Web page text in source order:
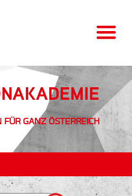
GANZ ÖSTERREICH